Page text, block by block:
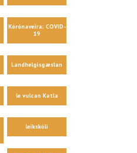
Kórónaveira; COVID-
19
Landhelgisgæslan
le vulcan Katla
leikskóli